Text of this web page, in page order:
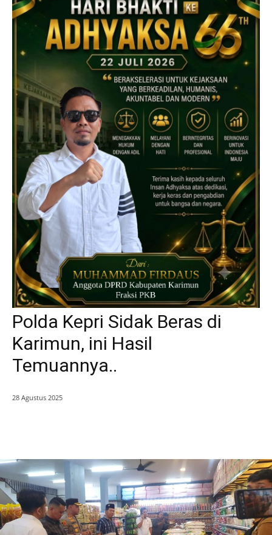
Polda Kepri Sidak Beras di
Karimun, ini Hasil
Temuannya..
28 Agustus 2025